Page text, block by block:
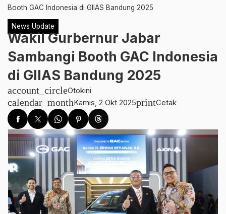
Booth GAC Indonesia di GIIAS Bandung 2025
News Update
Wakil Gurbernur Jabar
Sambangi Booth GAC Indonesia
di GIIAS Bandung 2025
account_circleOtokini
calendar_monthKamis, 2 Okt 2025printCetak